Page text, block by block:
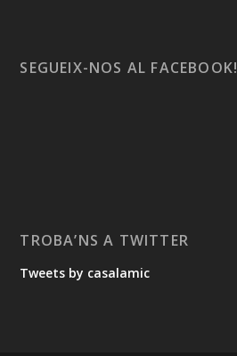
SEGUEIX-NOS AL FACEBOOK!
TROBA’NS A TWITTER
Tweets by casalamic